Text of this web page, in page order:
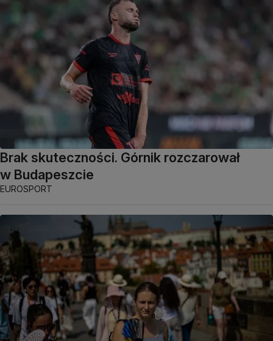
Brak skuteczności. Górnik rozczarował
w Budapeszcie
EUROSPORT